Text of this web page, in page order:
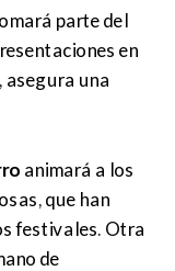
parte del
en
asegura una
animará a los
que han
festivales. Otra
de